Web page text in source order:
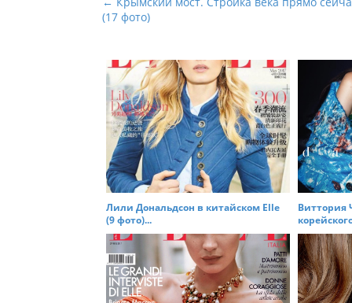
o
n
a
v
g
a
t
o
n
(17 фото)
Лили Дональдсон в китайском Elle
(9 фото)...
Виттория